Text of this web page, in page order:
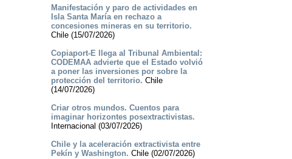
Manifestación y paro de actividades en
Isla Santa María en rechazo a
concesiones mineras en su territorio.
Chile (15/07/2026)
Copiaport-E llega al Tribunal Ambiental:
CODEMAA advierte que el Estado volvió
a poner las inversiones por sobre la
protección del territorio. Chile
(14/07/2026)
Criar otros mundos. Cuentos para
imaginar horizontes posextractivistas.
Internacional (03/07/2026)
Chile y la aceleración extractivista entre
Pekín y Washington. Chile (02/07/2026)